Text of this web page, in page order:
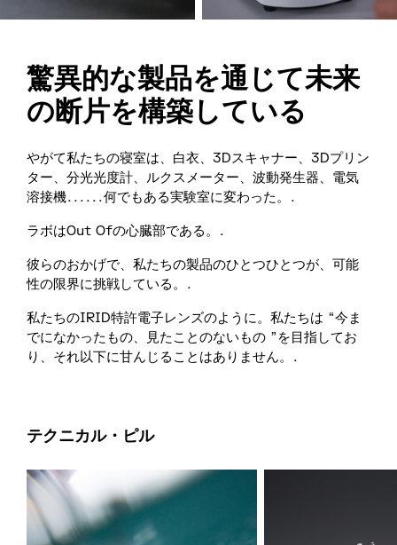
驚異的な製品を通じて未来
の断片を構築している
やがて私たちの寝室は、白衣、3Dスキャナー、3Dプリン
ター、分光光度計、ルクスメーター、波動発生器、電気
溶接機......何でもある実験室に変わった。.
ラボはOut Ofの心臓部である。.
彼らのおかげで、私たちの製品のひとつひとつが、可能
性の限界に挑戦している。.
私たちのIRID特許電子レンズのように。私たちは “今ま
でになかったもの、見たことのないもの ”を目指してお
り、それ以下に甘んじることはありません。.
テクニカル・ピル